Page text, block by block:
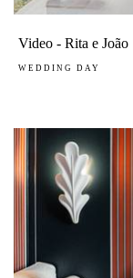
Video - Rita e João
WEDDING DAY